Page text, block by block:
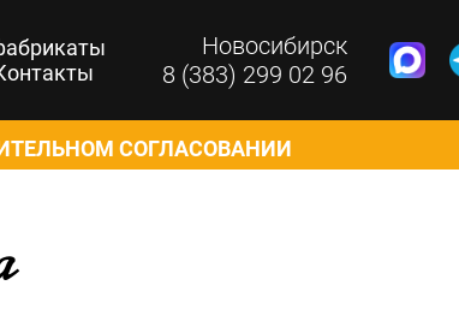
Новосибирск
8 (383) 299 02 96
СОГЛАСОВАНИИ